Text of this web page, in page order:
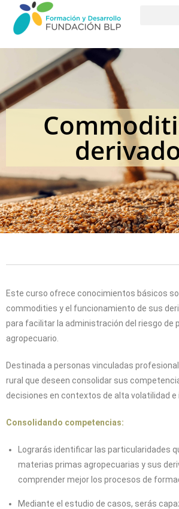
Este curso ofrece conocimientos básicos
commodities y el funcionamiento de sus
para facilitar la administración del riesgo de
agropecuario.
Destinada a personas vinculadas
rural que deseen consolidar sus
decisiones en contextos de alta volatilidad e
Consolidando competencias:
Lograrás identificar las particularidades
materias primas agropecuarias y sus
comprender mejor los procesos de
Mediante el estudio de casos, serás